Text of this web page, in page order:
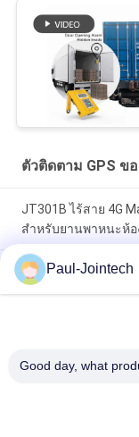
ตัวติดตาม GPS ข
JT301B ไร้สาย 4G
สำหรับยานพาหนะห้อ
ตัวติดตามประตูตู้คอน
Jointech
Paul-Jointech
Good day, what